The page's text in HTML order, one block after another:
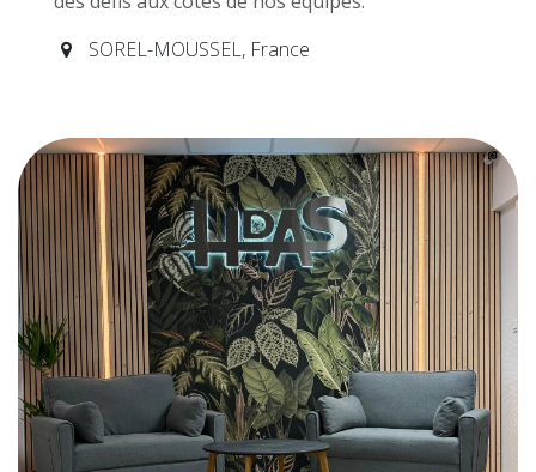
SOREL-MOUSSEL, France